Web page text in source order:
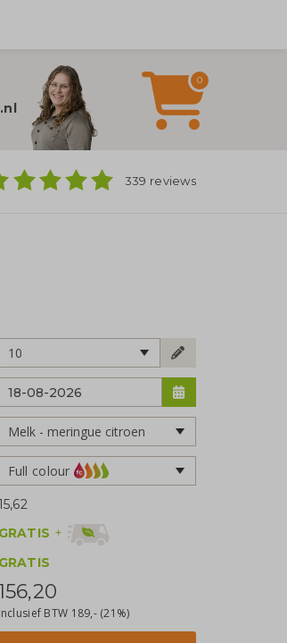
0
339 reviews
10
Full colour
GRATIS +
GRATIS
Inclusief BTW 189,- (21%)